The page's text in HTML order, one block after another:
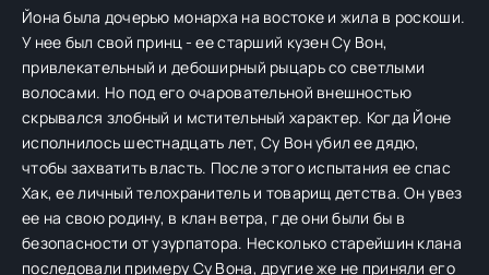
Йона была дочерью монарха на востоке и жила в роскоши.
У нее был свой принц - ее старший кузен Су Вон,
привлекательный и дебоширный рыцарь со светлыми
волосами. Но под его очаровательной внешностью
скрывался злобный и мстительный характер. Когда Йоне
исполнилось шестнадцать лет, Су Вон убил ее дядю,
чтобы захватить власть. После этого испытания ее спас
Хак, ее личный телохранитель и товарищ детства. Он увез
ее на свою родину, в клан ветра, где они были бы в
безопасности от узурпатора. Несколько старейшин клана
последовали примеру Су Вона, другие же не приняли его